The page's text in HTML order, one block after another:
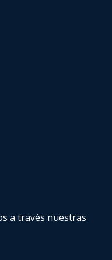
a través nuestras